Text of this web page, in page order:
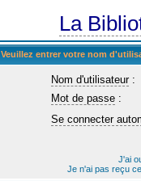
La
Veuillez entrer votre nom
Nom d'utilisateur:
Mot de passe :
Se connecter
J'ai
Je n'ai pas reçu